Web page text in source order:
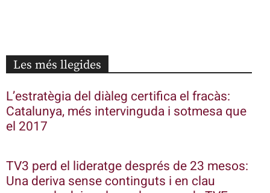
Les més llegides
L’estratègia del diàleg certifica el fracàs:
Catalunya, més intervinguda i sotmesa que
el 2017
TV3 perd el lideratge després de 23 mesos:
Una deriva sense continguts i en clau